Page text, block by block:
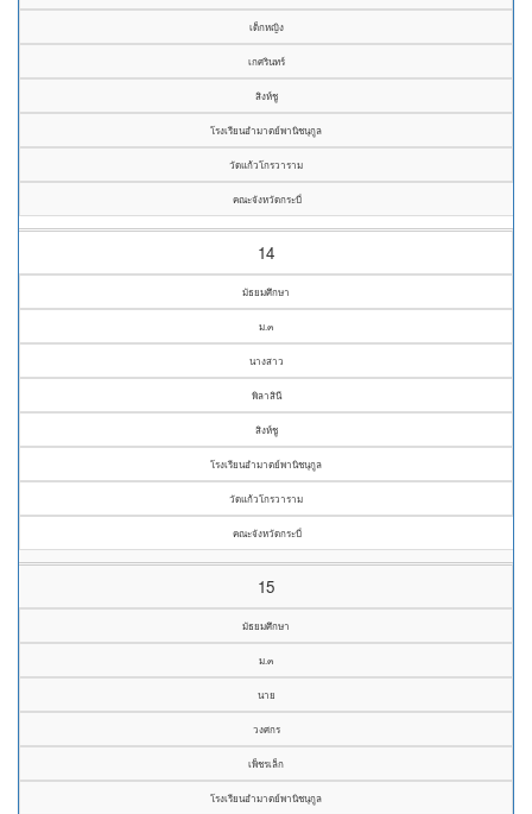
เด็กหญิง
เกศรินทร์
สิงห์ชู
โรงเรียนอำมาตย์พานิชนุกูล
วัดแก้วโกรวาราม
คณะจังหวัดกระบี่
14
มัธยมศึกษา
ม.๓
นางสาว
พิลาสินี
สิงห์ชู
โรงเรียนอำมาตย์พานิชนุกูล
วัดแก้วโกรวาราม
คณะจังหวัดกระบี่
15
มัธยมศึกษา
ม.๓
นาย
วงศกร
เพ็ชรเล็ก
โรงเรียนอำมาตย์พานิชนุกูล